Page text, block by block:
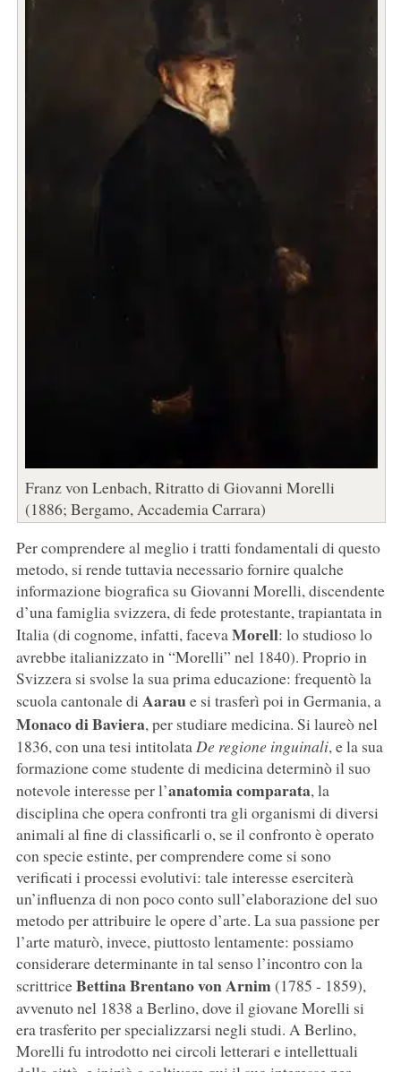
Franz von Lenbach, Ritratto di Giovanni Morelli
(1886; Bergamo, Accademia Carrara)
Per comprendere al meglio i tratti fondamentali di questo
metodo, si rende tuttavia necessario fornire qualche
informazione biografica su Giovanni Morelli, discendente
d’una famiglia svizzera, di fede protestante, trapiantata in
Italia (di cognome, infatti, facevaMorell: lo studioso lo
avrebbe italianizzato in “Morelli” nel 1840). Proprio in
Svizzera si svolse la sua prima educazione: frequentò la
scuola cantonale di Aaraue si trasferì poi in Germania, a
Monaco di Baviera, per studiare medicina. Si laureò nel
1836, con una tesi intitolataDe regione inguinali, e la sua
formazione come studente di medicina determinò il suo
notevole interesse per l’anatomia comparata, la
disciplina che opera confronti tra gli organismi di diversi
animali al fine di classificarli o, se il confronto è operato
con specie estinte, per comprendere come si sono
verificati i processi evolutivi: tale interesse eserciterà
un’influenza di non poco conto sull’elaborazione del suo
metodo per attribuire le opere d’arte. La sua passione per
l’arte maturò, invece, piuttosto lentamente: possiamo
considerare determinante in tal senso l’incontro con la
scrittriceBettina Brentano von Arnim(1785 - 1859),
avvenuto nel 1838 a Berlino, dove il giovane Morelli si
era trasferito per specializzarsi negli studi. A Berlino,
Morelli fu introdotto nei circoli letterari e intellettuali